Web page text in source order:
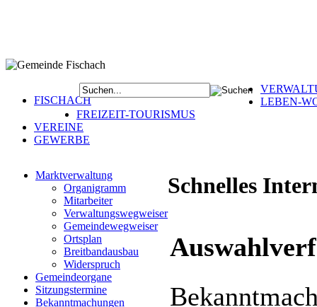
FISCHACH
LEBEN-
FREIZEIT-TOURISMUS
VEREINE
GEWERBE
Marktverwaltung
Organigramm
Mitarbeiter
Verwaltungswegweiser
Gemeindewegweiser
Ortsplan
Breitbandausbau
Widerspruch
Gemeindeorgane
Sitzungstermine
Bekanntmachungen
Schnelles